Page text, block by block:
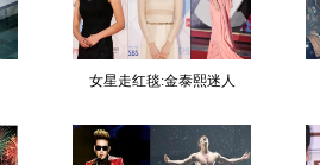
女星走红毯:金泰熙迷人